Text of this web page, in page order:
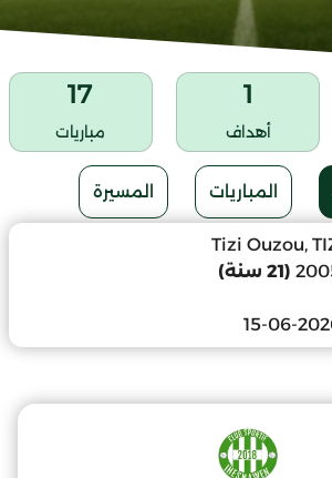
1
أهداف
17
مباريات
المباريات المسيرة
Tizi Ouzou,
(21 سنة)
2026-